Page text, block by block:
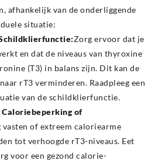
afhankelijk van de onderliggende
situatie:
Zorg ervoor dat je
en dat de niveaus van thyroxine
(T3) in balans zijn. Dit kan de
rT3 verminderen. Raadpleeg een
van de schildklierfunctie.
of
vasten of extreem caloriearme
tot verhoogde rT3-niveaus. Eet
voor een gezond calorie-